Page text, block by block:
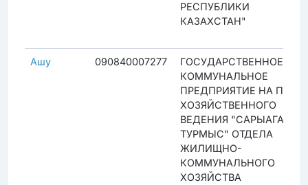
РЕСПУБЛИКИ
КАЗАХСТАН"
Ашу 090840007277
ГОСУДАРСТВЕННОЕ
КОММУНАЛЬНОЕ
ПРЕДПРИЯТИЕ НА ПРАВЕ
ХОЗЯЙСТВЕННОГО
ВЕДЕНИЯ "САРЫАГАШ-
ТУРМЫС" ОТДЕЛА
ЖИЛИЩНО-
КОММУНАЛЬНОГО
ХОЗЯЙСТВА